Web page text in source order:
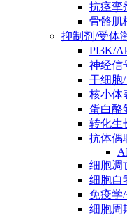
抗痉挛
骨骼肌
抑制剂/受体
PI3K/
神经信
干细胞
核小体
蛋白酪
转化生
抗体偶
细胞凋
细胞自
免疫学
细胞周